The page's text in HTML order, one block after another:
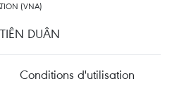
(VNA)
DUÂN
Conditions d'utilisation